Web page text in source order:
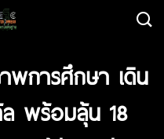
พการศึกษา เดิน
ล พร้อมลุ้น 18